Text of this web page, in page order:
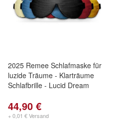
2025 Remee Schlafmaske für
luzide Träume - Klarträume
Schlafbrille - Lucid Dream
44,90 €
+ 0,01 € Versand